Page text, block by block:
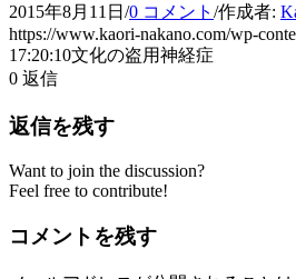
2015年8月11日 /0 コメント /作成者:
https://www.kaori-nakano.com/wp-
17:20:10文化の盗用神経症
0 返信
返信を残す
Want to join the discussion?
Feel free to contribute!
コメントを残す